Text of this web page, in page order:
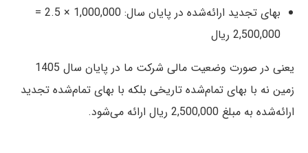
بهای تجدید ارائه‌شده در پایان سال: 1,000,000 × 2.5 =
2,500,000 ریال
یعنی در صورت وضعیت مالی شرکت ما در پایان سال 1405
زمین نه با بهای تمام‌شده تاریخی بلکه با بهای تمام‌شده تجدید
ارائه‌شده به مبلغ 2,500,000 ریال ارائه می‌شود.